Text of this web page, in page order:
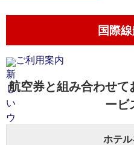
国際
ご利用案内
航空券と組み合わせ
ービ
ホテ